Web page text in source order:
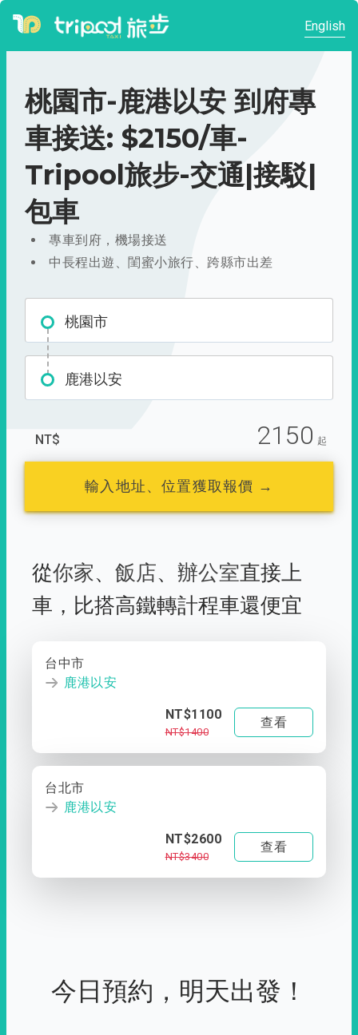
English
桃園市-鹿港以安 到府專
車接送: $2150/車-
Tripool旅步-交通|接駁|
包車
專車到府，機場接送
中長程出遊、閨蜜小旅行、跨縣市出差
桃園市
鹿港以安
NT$ 2150 起
輸入地址、位置獲取報價 →
從你家、 飯店、 辦公室直接上
車， 比搭高鐵轉計程車還便宜
台中市
鹿港以安
NT$1100
NT$1400
查看
台北市
鹿港以安
NT$2600
NT$3400
查看
今日預約，明天出發！